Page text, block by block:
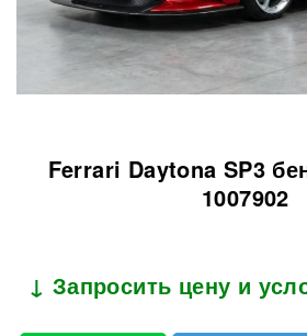
Ferrari Daytona SP3
1007902
↓ Запросить цену и